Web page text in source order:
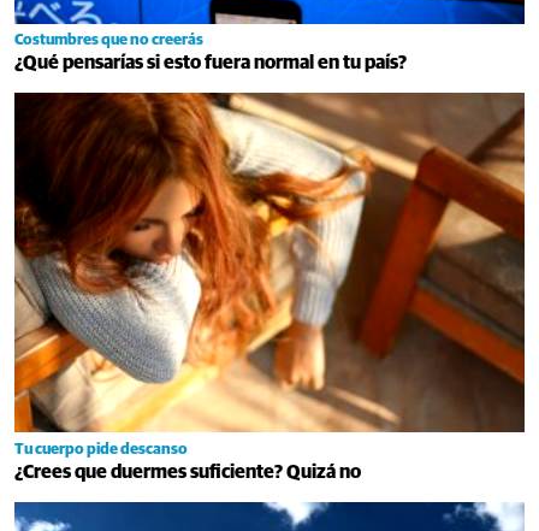
Costumbres que no creerás
¿Qué pensarías si esto fuera normal en tu país?
Tu cuerpo pide descanso
¿Crees que duermes suficiente? Quizá no